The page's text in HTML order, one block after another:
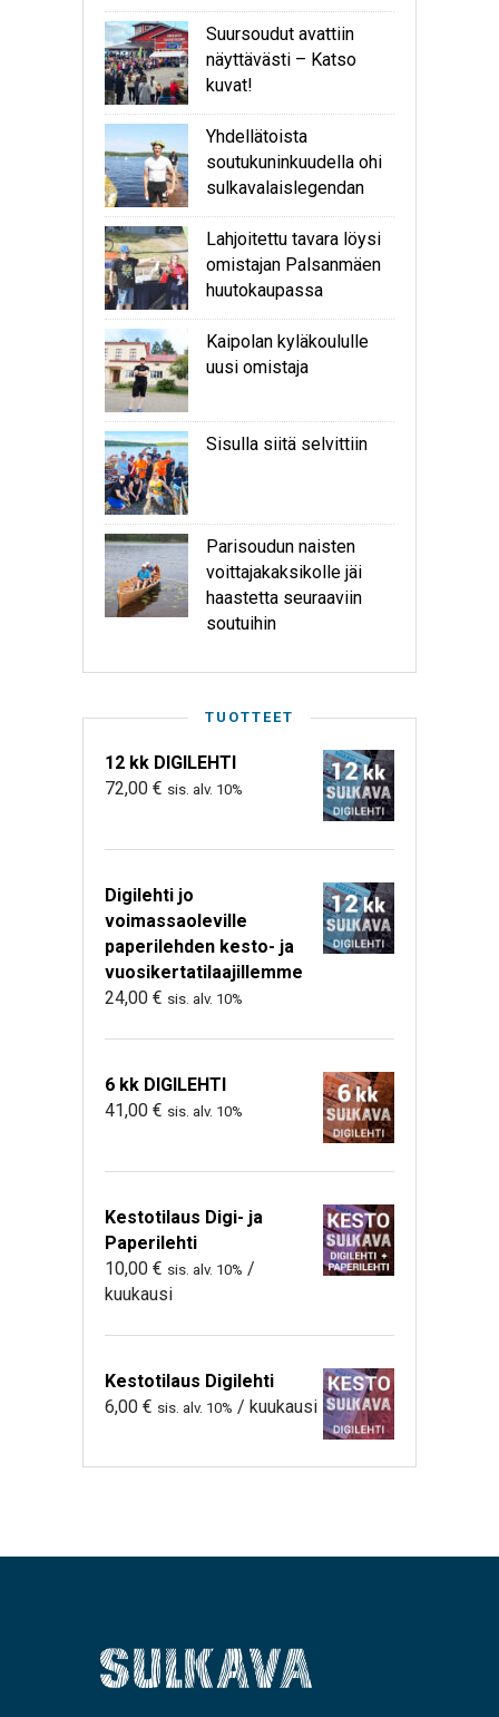
Suursoudut avattiin
näyttävästi – Katso
kuvat!
Yhdellätoista
soutukuninkuudella ohi
sulkavalaislegendan
Lahjoitettu tavara löysi
omistajan Palsanmäen
huutokaupassa
Kaipolan kyläkoululle
uusi omistaja
Sisulla siitä selvittiin
Parisoudun naisten
voittajakaksikolle jäi
haastetta seuraaviin
soutuihin
TUOTTEET
12 kk DIGILEHTI
72,00 € sis. alv. 10%
Digilehti jo
voimassaoleville
paperilehden kesto- ja
vuosikertatilaajillemme
24,00 € sis. alv. 10%
6 kk DIGILEHTI
41,00 € sis. alv. 10%
Kestotilaus Digi- ja
Paperilehti
10,00 € sis. alv. 10% /
kuukausi
Kestotilaus Digilehti
6,00 € sis. alv. 10% / kuukausi